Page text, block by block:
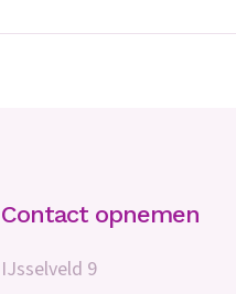
Contact opnemen
IJsselveld 9